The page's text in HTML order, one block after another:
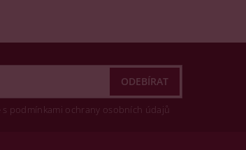
podmínkami ochrany osobních údajů